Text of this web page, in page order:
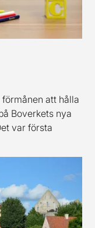
att hålla
Boverkets nya
var första